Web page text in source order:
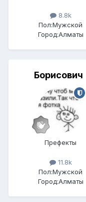
8.8k
Пол:Мужской
Город:Алматы
Борисович
Префекты
11.8k
Пол:Мужской
Город:Алматы